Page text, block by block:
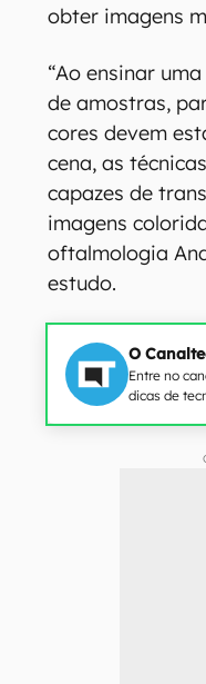
obter imagens
“Ao ensinar
de amostras,
cores devem
cena, as
capazes de
imagens
oftalmologia
estudo.
O
Entre no
dicas de